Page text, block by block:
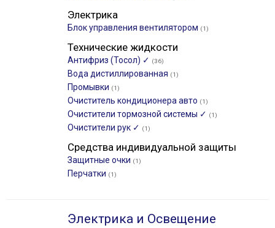
Электрика
Блок управления вентилятором (1)
Технические жидкости
Антифриз (Тосол) ✓ (36)
Вода дистиллированная (1)
Промывки (1)
Очиститель кондиционера авто (1)
Очистители тормозной системы ✓ (1)
Очистители рук ✓ (1)
Средства индивидуальной защиты
Защитные очки (1)
Перчатки (1)
Электрика и Освещение